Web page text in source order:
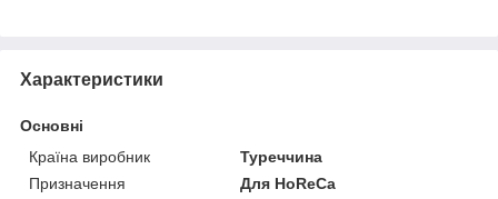
Характеристики
Основні
Країна виробник
Туреччина
Призначення
Для HoReCa